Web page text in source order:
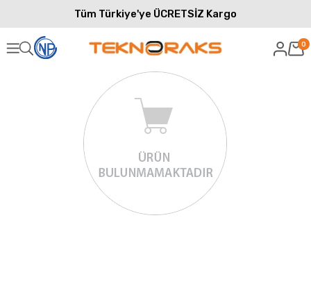
Tüm Türkiye'ye ÜCRETSİZ Kargo
0